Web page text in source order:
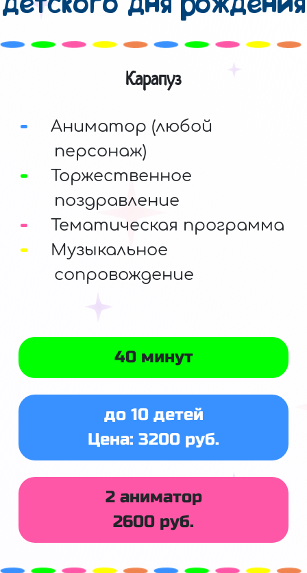
Карапуз
Аниматор (любой
персонаж)
Торжественное
поздравление
Тематическая программа
Музыкальное
сопровождение
40 минут
до 10 детей
Цена: 3200 руб.
2 аниматор
2600 руб.